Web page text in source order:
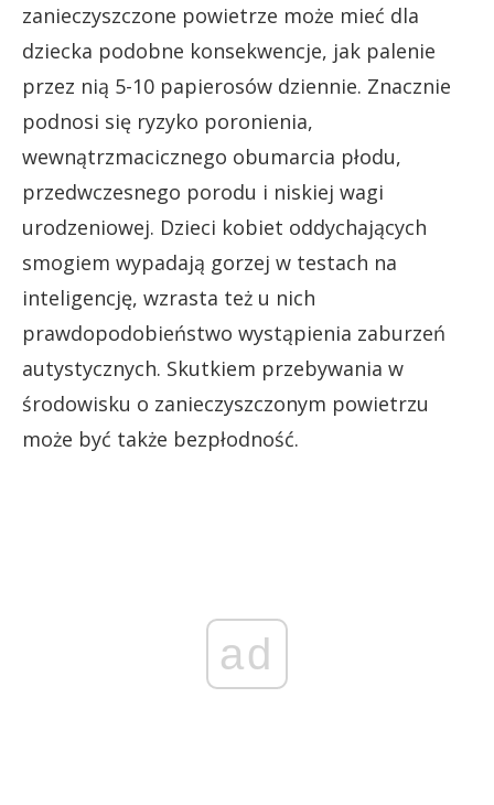
zanieczyszczone powietrze może mieć dla
dziecka podobne konsekwencje, jak palenie
przez nią 5-10 papierosów dziennie. Znacznie
podnosi się ryzyko poronienia,
wewnątrzmacicznego obumarcia płodu,
przedwczesnego porodu i niskiej wagi
urodzeniowej. Dzieci kobiet oddychających
smogiem wypadają gorzej w testach na
inteligencję, wzrasta też u nich
prawdopodobieństwo wystąpienia zaburzeń
autystycznych. Skutkiem przebywania w
środowisku o zanieczyszczonym powietrzu
może być także bezpłodność.
ad